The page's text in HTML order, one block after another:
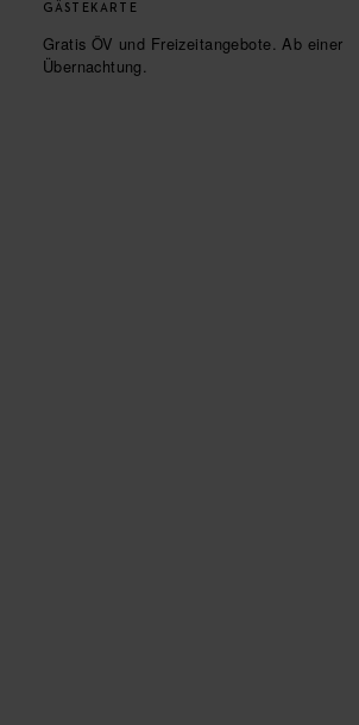
GÄSTEKARTE
Gratis ÖV und Freizeitangebote. Ab einer
Übernachtung.